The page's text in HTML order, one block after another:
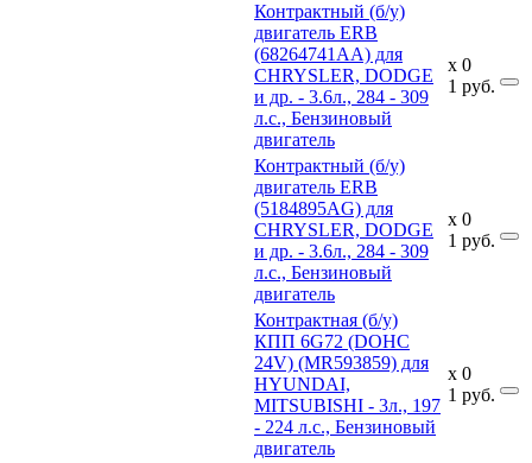
Контрактный (б/у)
двигатель ERB
(68264741AA) для
CHRYSLER, DODGE
и др. - 3.6л., 284 - 309
л.с., Бензиновый
двигатель
x
1
0
руб.
Контрактный (б/у)
двигатель ERB
(5184895AG) для
CHRYSLER, DODGE
и др. - 3.6л., 284 - 309
л.с., Бензиновый
двигатель
x
1
0
руб.
Контрактная (б/у)
КПП 6G72 (DOHC
24V) (MR593859) для
HYUNDAI,
MITSUBISHI - 3л., 197
- 224 л.с., Бензиновый
двигатель
x
1
0
руб.